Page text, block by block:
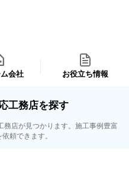
会社 お役立ち情報
工務店を探す
店が見つかります。施工事例豊富
頼できます。